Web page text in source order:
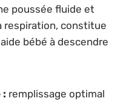
poussée fluide et
respiration, constitue
bébé à descendre
: remplissage optimal